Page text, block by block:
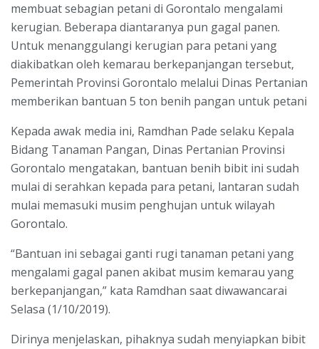
membuat sebagian petani di Gorontalo mengalami
kerugian. Beberapa diantaranya pun gagal panen.
Untuk menanggulangi kerugian para petani yang
diakibatkan oleh kemarau berkepanjangan tersebut,
Pemerintah Provinsi Gorontalo melalui Dinas Pertanian
memberikan bantuan 5 ton benih pangan untuk petani
Kepada awak media ini, Ramdhan Pade selaku Kepala
Bidang Tanaman Pangan, Dinas Pertanian Provinsi
Gorontalo mengatakan, bantuan benih bibit ini sudah
mulai di serahkan kepada para petani, lantaran sudah
mulai memasuki musim penghujan untuk wilayah
Gorontalo.
“Bantuan ini sebagai ganti rugi tanaman petani yang
mengalami gagal panen akibat musim kemarau yang
berkepanjangan,” kata Ramdhan saat diwawancarai
Selasa (1/10/2019).
Dirinya menjelaskan, pihaknya sudah menyiapkan bibit